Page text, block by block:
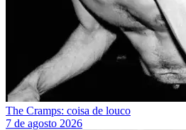
The Cramps: coisa de louco
7 de agosto 2026